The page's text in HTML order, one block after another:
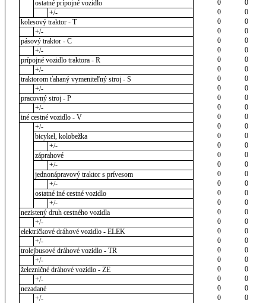
ostatné prípojné vozidlo
0
0
+/-
0
0
kolesový traktor - T
0
0
+/-
0
0
pásový traktor - C
0
0
+/-
0
0
prípojné vozidlo traktora - R
0
0
+/-
0
0
traktorom ťahaný vymeniteľný stroj - S
0
0
+/-
0
0
pracovný stroj - P
0
0
+/-
0
0
iné cestné vozidlo - V
0
0
+/-
0
0
bicykel, kolobežka
0
0
+/-
0
0
záprahové
0
0
+/-
0
0
jednonápravový traktor s prívesom
0
0
+/-
0
0
ostatné iné cestné vozidlo
0
0
+/-
0
0
nezistený druh cestného vozidla
0
0
+/-
0
0
električkové dráhové vozidlo - ELEK
0
0
+/-
0
0
trolejbusové dráhové vozidlo - TR
0
0
+/-
0
0
železničné dráhové vozidlo - ZE
0
0
+/-
0
0
nezadané
0
0
+/-
0 0